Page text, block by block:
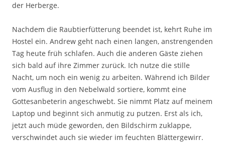
der Herberge.
Nachdem die Raubtierfütterung beendet ist, kehrt Ruhe im
Hostel ein. Andrew geht nach einen langen, anstrengenden
Tag heute früh schlafen. Auch die anderen Gäste ziehen
sich bald auf ihre Zimmer zurück. Ich nutze die stille
Nacht, um noch ein wenig zu arbeiten. Während ich Bilder
vom Ausflug in den Nebelwald sortiere, kommt eine
Gottesanbeterin angeschwebt. Sie nimmt Platz auf meinem
Laptop und beginnt sich anmutig zu putzen. Erst als ich,
jetzt auch müde geworden, den Bildschirm zuklappe,
verschwindet auch sie wieder im feuchten Blättergewirr.